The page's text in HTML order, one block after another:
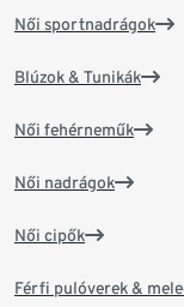
Női sportnadrágok
Blúzok & Tunikák
Női fehérneműk
Női nadrágok
Női cipők
Férfi pulóverek &